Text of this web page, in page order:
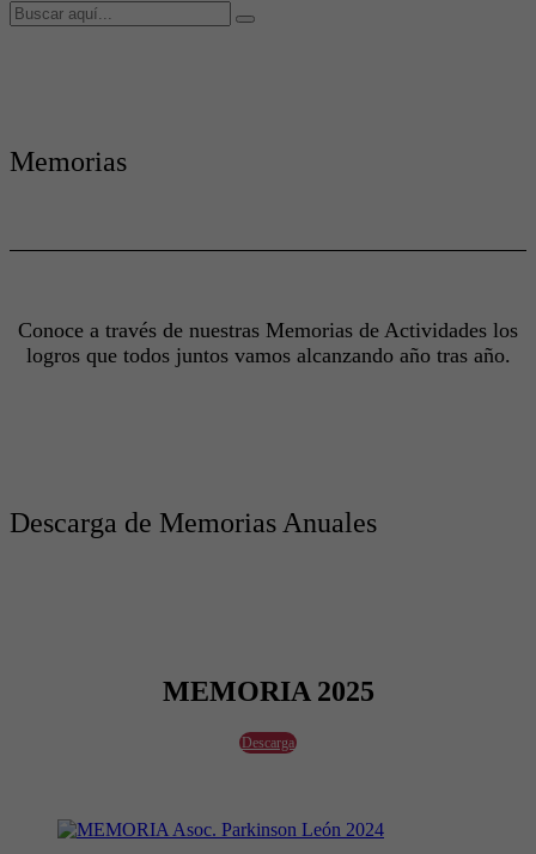
Memorias
Conoce a través de nuestras Memorias de Actividades los
logros que todos juntos vamos alcanzando año tras año.
Descarga de Memorias Anuales
MEMORIA 2025
Descarga